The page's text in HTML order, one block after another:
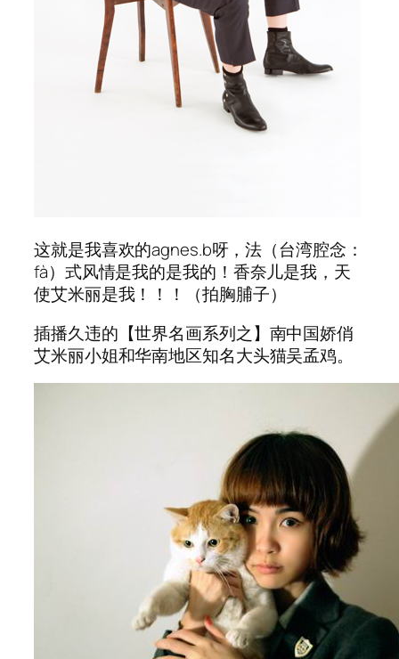
这就是我喜欢的agnes.b呀，法（台湾腔念：
fà）式风情是我的是我的！香奈儿是我，天
使艾米丽是我！！！（拍胸脯子）
插播久违的【世界名画系列之】南中国娇俏
艾米丽小姐和华南地区知名大头猫吴孟鸡。